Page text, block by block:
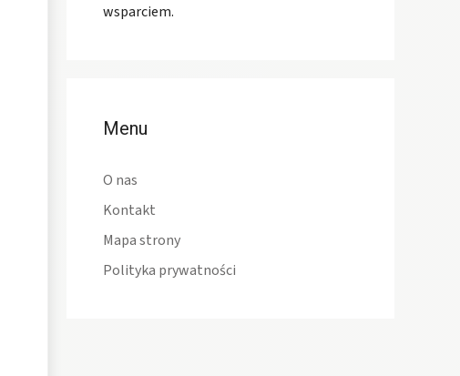
wsparciem.
Menu
O nas
Kontakt
Mapa strony
Polityka prywatności